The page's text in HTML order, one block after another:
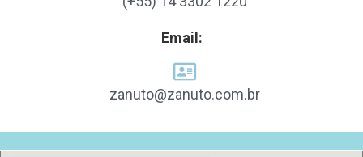
Email:
zanuto@zanuto.com.br